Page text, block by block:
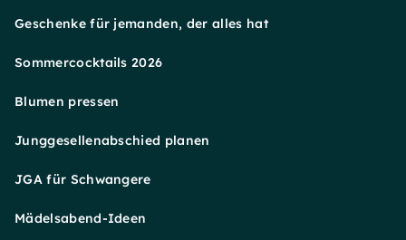
Geschenke für jemanden, der alles hat
Sommercocktails 2026
Blumen pressen
Junggesellenabschied planen
JGA für Schwangere
Mädelsabend-Ideen